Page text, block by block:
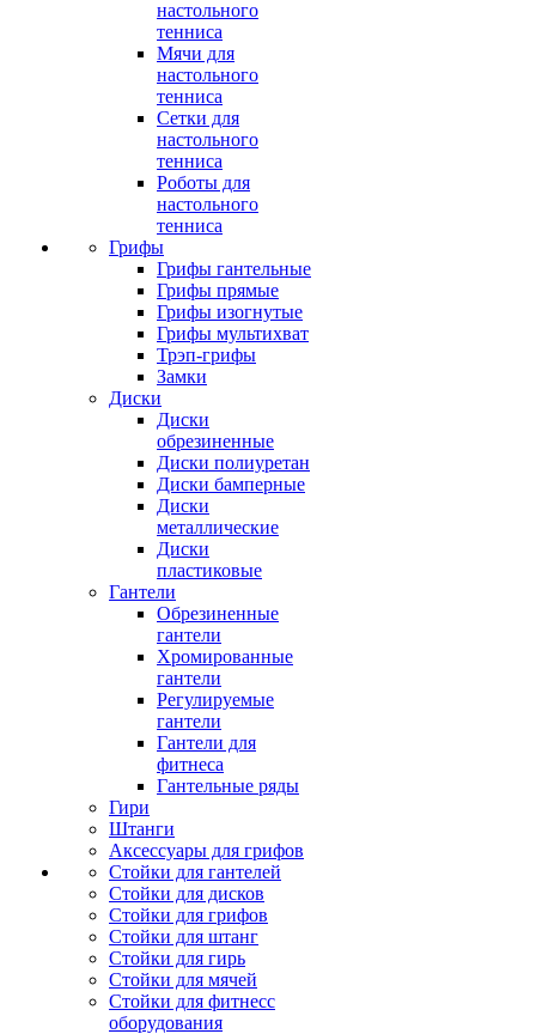
настольного
тенниса
Мячи для
настольного
тенниса
Сетки для
настольного
тенниса
Роботы для
настольного
тенниса
Грифы
Грифы гантельные
Грифы прямые
Грифы изогнутые
Грифы мультихват
Трэп-грифы
Замки
Диски
Диски
обрезиненные
Диски полиуретан
Диски бамперные
Диски
металлические
Диски
пластиковые
Гантели
Обрезиненные
гантели
Хромированные
гантели
Регулируемые
гантели
Гантели для
фитнеса
Гантельные ряды
Гири
Штанги
Аксессуары для грифов
Стойки для гантелей
Стойки для дисков
Стойки для грифов
Стойки для штанг
Стойки для гирь
Стойки для мячей
Стойки для фитнесс
оборудования